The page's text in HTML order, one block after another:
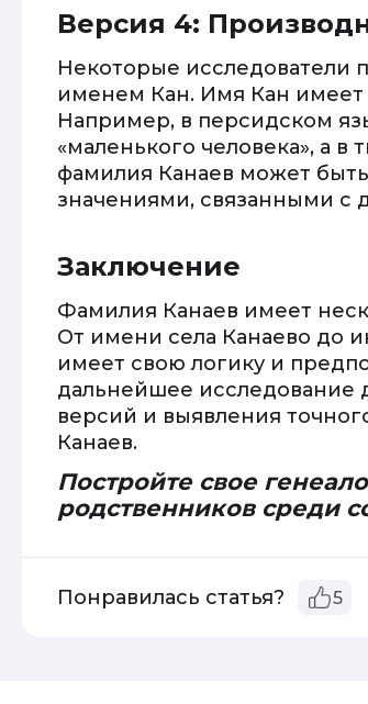
Версия 4:
Некоторые исследователи
именем Кан. Имя Кан имеет
Например, в персидском
«маленького человека», а в
фамилия Канаев может
значениями, связанными
Заключение
Фамилия Канаев имеет
От имени села Канаево до
имеет свою логику и
дальнейшее исследование
версий и выявления
Канаев.
Постройте свое
родственников среди
Понравилась статья? 5